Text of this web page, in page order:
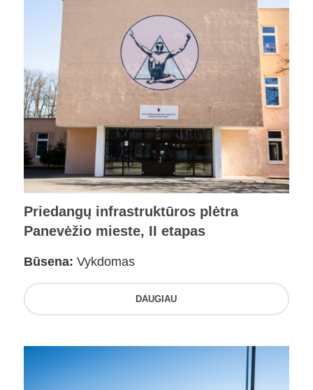
Priedangų infrastruktūros plėtra
Panevėžio mieste, II etapas
Būsena: Vykdomas
DAUGIAU